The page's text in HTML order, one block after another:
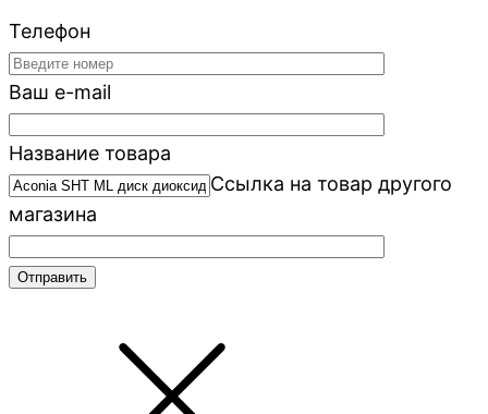
Телефон
Ваш e-mail
Название товара
Ссылка на товар другого
магазина